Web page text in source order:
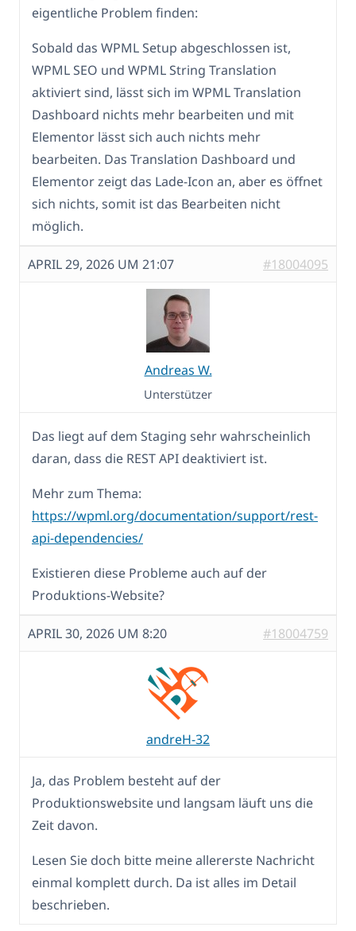
eigentliche Problem finden:
Sobald das WPML Setup abgeschlossen ist,
WPML SEO und WPML String Translation
aktiviert sind, lässt sich im WPML Translation
Dashboard nichts mehr bearbeiten und mit
Elementor lässt sich auch nichts mehr
bearbeiten. Das Translation Dashboard und
Elementor zeigt das Lade-Icon an, aber es öffnet
sich nichts, somit ist das Bearbeiten nicht
möglich.
APRIL 29, 2026 UM 21:07 #18004095
Andreas W.
Unterstützer
Das liegt auf dem Staging sehr wahrscheinlich
daran, dass die REST API deaktiviert ist.
Mehr zum Thema:
https://wpml.org/documentation/support/rest-
api-dependencies/
Existieren diese Probleme auch auf der
Produktions-Website?
APRIL 30, 2026 UM 8:20 #18004759
andreH-32
Ja, das Problem besteht auf der
Produktionswebsite und langsam läuft uns die
Zeit davon.
Lesen Sie doch bitte meine allererste Nachricht
einmal komplett durch. Da ist alles im Detail
beschrieben.